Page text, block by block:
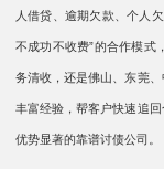
人借贷、逾期欠款、个人
不成功不收费”的合作模式
务清收，还是佛山、东莞
丰富经验，帮客户快速追
优势显著的靠谱讨债公司。